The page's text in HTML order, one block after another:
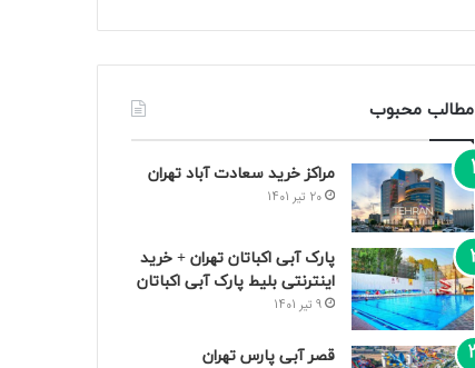
مطالب محبوب
مراکز خرید سعادت‌ آباد تهران
20 تیر 1401
پارک آبی اکباتان تهران + خرید
اینترنتی بلیط پارک آبی اکباتان
9 تیر 1401
قصر آبی پارس تهران